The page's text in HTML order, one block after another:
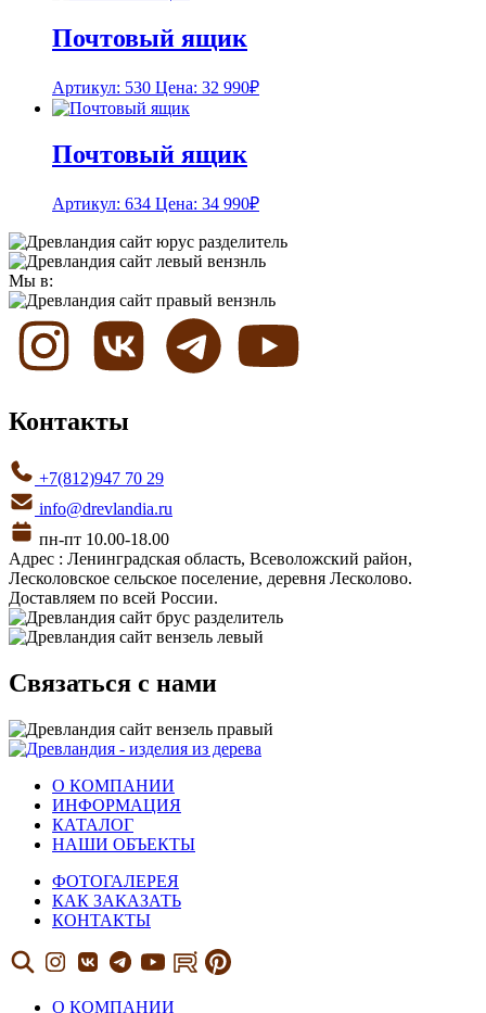
Почтовый ящик
Артикул: 530 Цена: 32 990₽
Почтовый ящик
Артикул: 634 Цена: 34 990₽
Мы в:
Контакты
+7(812)947 70 29
info@drevlandia.ru
пн-пт 10.00-18.00
Адрес : Ленинградская область, Всеволожский район,
Лесколовское сельское поселение, деревня Лесколово.
Доставляем по всей России.
Связаться с нами
О КОМПАНИИ
ИНФОРМАЦИЯ
КАТАЛОГ
НАШИ ОБЪЕКТЫ
ФОТОГАЛЕРЕЯ
КАК ЗАКАЗАТЬ
КОНТАКТЫ
О КОМПАНИИ